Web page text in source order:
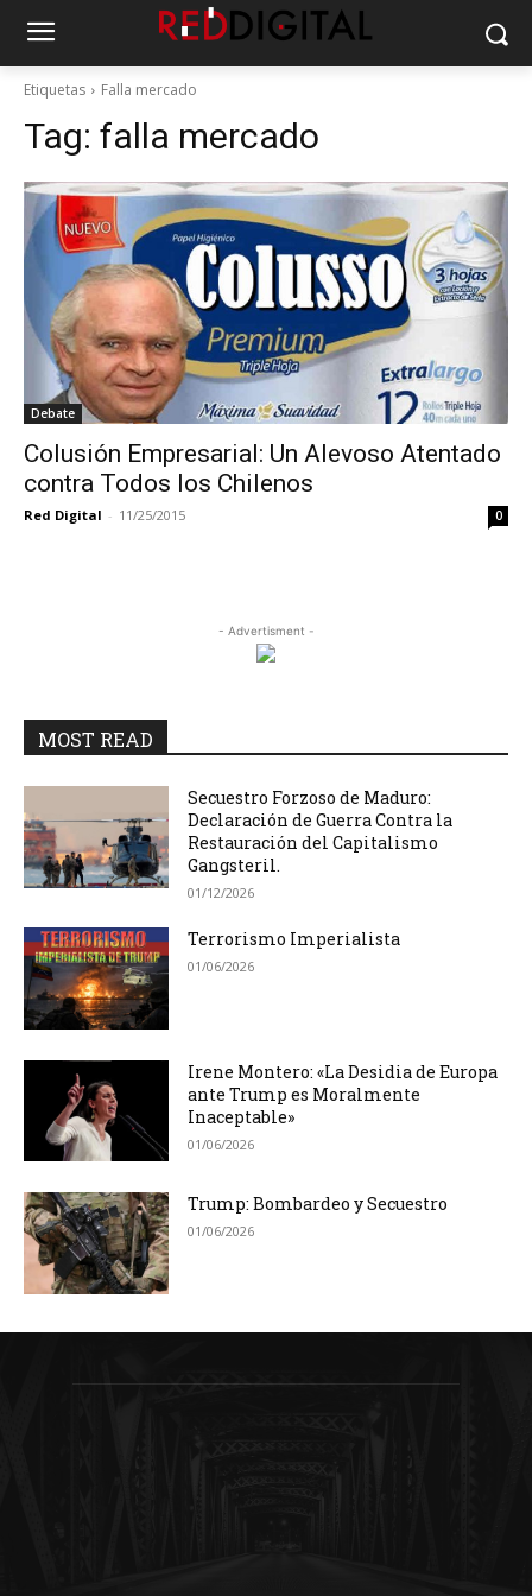
Etiquetas Falla mercado
Tag: falla mercado
Debate
Colusión Empresarial: Un Alevoso Atentado
contra Todos los Chilenos
Red Digital - 11/25/2015 0
- Advertisment -
MOST READ
Secuestro Forzoso de Maduro:
Declaración de Guerra Contra la
Restauración del Capitalismo
Gangsteril.
01/12/2026
Terrorismo Imperialista
01/06/2026
Irene Montero: «La Desidia de Europa
ante Trump es Moralmente
Inaceptable»
01/06/2026
Trump: Bombardeo y Secuestro
01/06/2026